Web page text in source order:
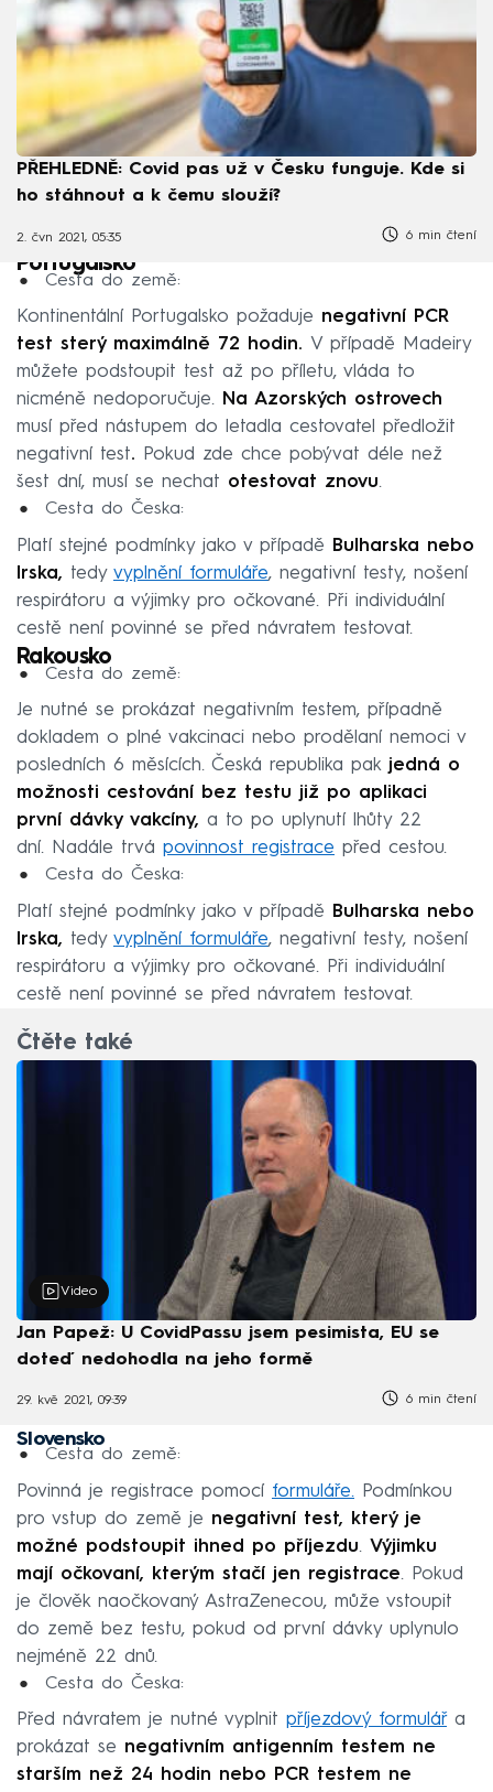
PŘEHLEDNĚ: Covid pas už v Česku funguje. Kde si
ho stáhnout a k čemu slouží?
2. čvn 2021, 05:35 6 min čtení
Portugalsko
Cesta do země:
Kontinentální Portugalsko požaduje negativní PCR
test sterý maximálně 72 hodin. V případě Madeiry
můžete podstoupit test až po příletu, vláda to
nicméně nedoporučuje. Na Azorských ostrovech
musí před nástupem do letadla cestovatel předložit
negativní test. Pokud zde chce pobývat déle než
šest dní, musí se nechat otestovat znovu.
Cesta do Česka:
Platí stejné podmínky jako v případě
Bulharska nebo
Irska, tedy vyplnění formuláře, negativní testy, nošení
respirátoru a výjimky pro očkované. Při individuální
cestě není povinné se před návratem testovat.
Rakousko
Cesta do země:
Je nutné se prokázat negativním testem, případně
dokladem o plné vakcinaci nebo prodělaní nemoci v
posledních 6 měsících. Česká republika pak jedná o
možnosti cestování bez testu již po aplikaci
první dávky vakcíny, a to po uplynutí lhůty 22
dní. Nadále trvá povinnost registrace před cestou.
Cesta do Česka:
Platí stejné podmínky jako v případě
Bulharska nebo
Irska, tedy vyplnění formuláře, negativní testy, nošení
respirátoru a výjimky pro očkované. Při individuální
cestě není povinné se před návratem testovat.
Čtěte také
Video
Jan Papež: U CovidPassu jsem pesimista, EU se
doteď nedohodla na jeho formě
29. kvě 2021, 09:39 6 min čtení
Slovensko
Cesta do země:
Povinná je registrace pomocí formuláře. Podmínkou
pro vstup do země je negativní test, který je
možné podstoupit ihned po příjezdu. Výjimku
mají očkovaní, kterým stačí jen registrace. Pokud
je člověk naočkovaný AstraZenecou, může vstoupit
do země bez testu, pokud od první dávky uplynulo
nejméně 22 dnů.
Cesta do Česka:
Před návratem je nutné vyplnit příjezdový formulářa
prokázat se negativním antigenním testem ne
starším než 24 hodin nebo PCR testem ne